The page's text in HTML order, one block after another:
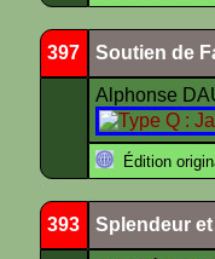
397 Soutien de
Alphonse
Édition
393 Splendeur